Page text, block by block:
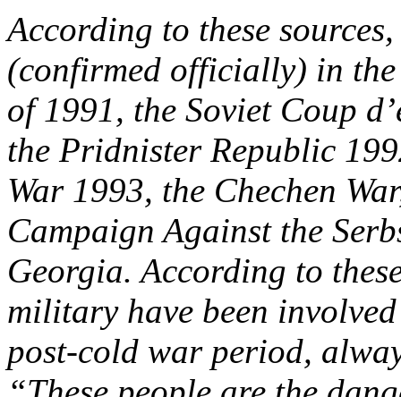
According to these
(confirmed officially) in
of 1991, the Soviet Coup
the Pridnister Republic
War 1993, the Chechen
Campaign Against the
Georgia. According to
military have been
post-cold war period,